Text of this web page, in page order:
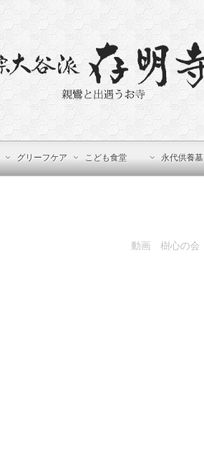
グリーフケア こども食堂 永代供養墓
動画 樹心の会